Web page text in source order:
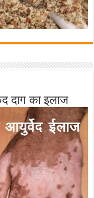
दाग का इलाज